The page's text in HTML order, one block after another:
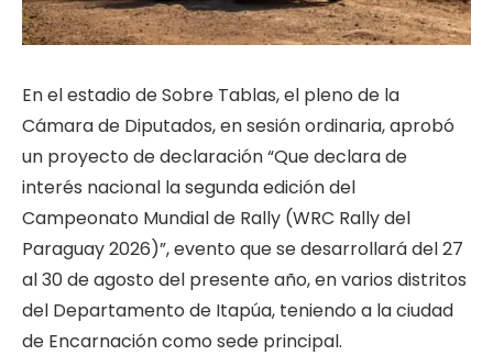
En el estadio de Sobre Tablas, el pleno de la
Cámara de Diputados, en sesión ordinaria, aprobó
un proyecto de declaración “Que declara de
interés nacional la segunda edición del
Campeonato Mundial de Rally (WRC Rally del
Paraguay 2026)”, evento que se desarrollará del 27
al 30 de agosto del presente año, en varios distritos
del Departamento de Itapúa, teniendo a la ciudad
de Encarnación como sede principal.